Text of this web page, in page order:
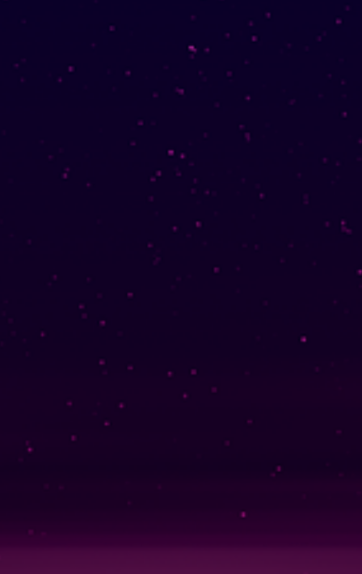
One Way Faith
Love and Relationships
책갈피
YourOnly.One Linklist
MoshiMoshi♡ (JP Ver.)
소셜 링크